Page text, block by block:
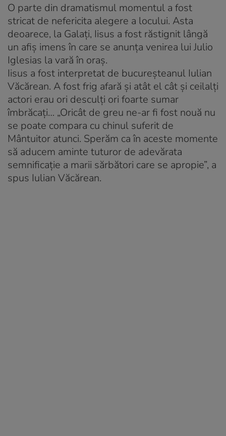
O parte din dramatismul momentul a fost
stricat de nefericita alegere a locului. Asta
deoarece, la Galaţi, Iisus a fost răstignit lângă
un afiş imens în care se anunţa venirea lui Julio
Iglesias la vară în oraş.
Iisus a fost interpretat de bucureşteanul Iulian
Văcărean. A fost frig afară şi atât el cât şi ceilalţi
actori erau ori desculţi ori foarte sumar
îmbrăcaţi… „Oricât de greu ne-ar fi fost nouă nu
se poate compara cu chinul suferit de
Mântuitor atunci. Sperăm ca în aceste momente
să aducem aminte tuturor de adevărata
semnificaţie a marii sărbători care se apropie”, a
spus Iulian Văcărean.